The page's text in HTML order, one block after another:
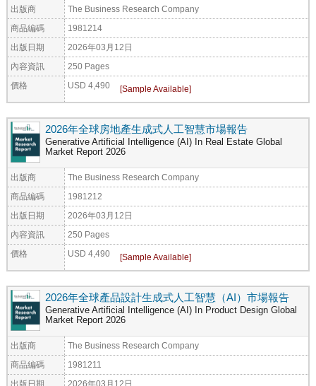
出版商 The Business Research Company
商品編碼 1981214
出版日期 2026年03月12日
內容資訊 250 Pages
價格 USD 4,490
2026年全球房地產生成式人工智慧市場報告
Generative Artificial Intelligence (AI) In Real Estate Global
Market Report 2026
出版商 The Business Research Company
商品編碼 1981212
出版日期 2026年03月12日
內容資訊 250 Pages
價格 USD 4,490
2026年全球產品設計生成式人工智慧（AI）市場報告
Generative Artificial Intelligence (AI) In Product Design Global
Market Report 2026
出版商 The Business Research Company
商品編碼 1981211
出版日期 2026年03月12日